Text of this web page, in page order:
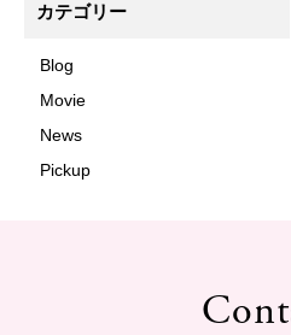
カテゴリー
Blog
Movie
News
Pickup